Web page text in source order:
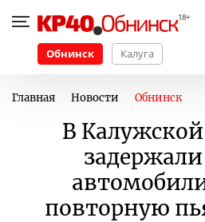
Обнинск Калуга
Главная Новости Обнинск
В
повторную